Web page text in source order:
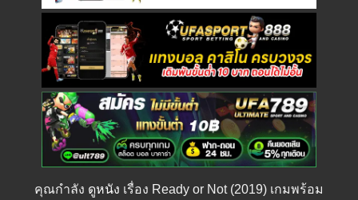
คุณกำลัง ดูหนัง เรื่อง Ready or Not (2019) เกมพร้อม